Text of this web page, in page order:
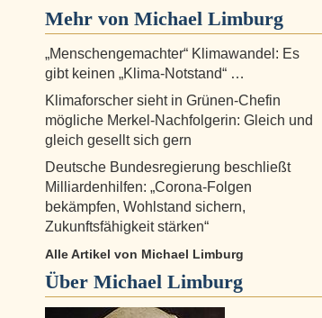
Mehr von Michael Limburg
„Menschengemachter“ Klimawandel: Es
gibt keinen „Klima-Notstand“ …
Klimaforscher sieht in Grünen-Chefin
mögliche Merkel-Nachfolgerin: Gleich und
gleich gesellt sich gern
Deutsche Bundesregierung beschließt
Milliardenhilfen: „Corona-Folgen
bekämpfen, Wohlstand sichern,
Zukunftsfähigkeit stärken“
Alle Artikel von Michael Limburg
Über Michael Limburg